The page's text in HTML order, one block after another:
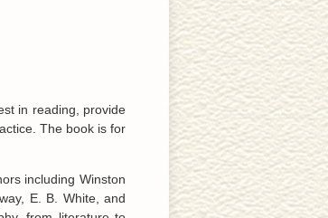
in reading, provide
The book is for
including Winston
E. B. White, and